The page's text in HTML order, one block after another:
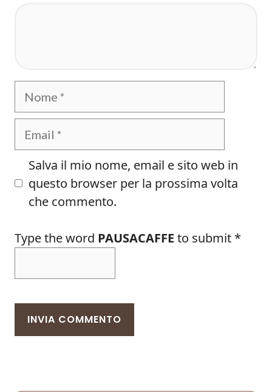
Salva il mio nome, email e sito web in
questo browser per la prossima volta
che commento.
Type the word PAUSACAFFE to submit *